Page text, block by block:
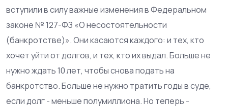
вступили в силу важные изменения в Федеральном
законе № 127-ФЗ «О несостоятельности
(банкротстве)». Они касаются каждого: и тех, кто
хочет уйти от долгов, и тех, кто их выдал. Больше не
нужно ждать 10 лет, чтобы снова подать на
банкротство. Больше не нужно тратить годы в суде,
если долг - меньше полумиллиона. Но теперь -